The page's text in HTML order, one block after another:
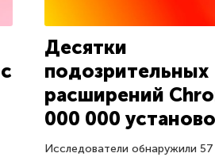
Десятки
подозрительных
расширений
000 000
Исследователи обнаружили